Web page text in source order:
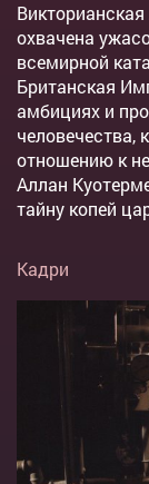
охвачена
всемирной
Британская
амбициях и
человечества,
отношению к
Аллан
тайну копей
Кадри